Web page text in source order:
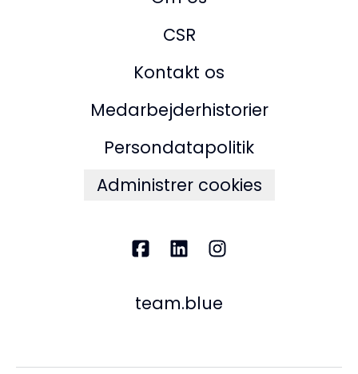
CSR
Kontakt os
Medarbejderhistorier
Persondatapolitik
Administrer cookies
team.blue